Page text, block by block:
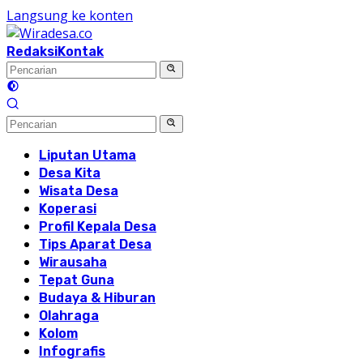
Langsung ke konten
RedaksiKontak
Liputan Utama
Desa Kita
Wisata Desa
Koperasi
Profil Kepala Desa
Tips Aparat Desa
Wirausaha
Tepat Guna
Budaya & Hiburan
Olahraga
Kolom
Infografis